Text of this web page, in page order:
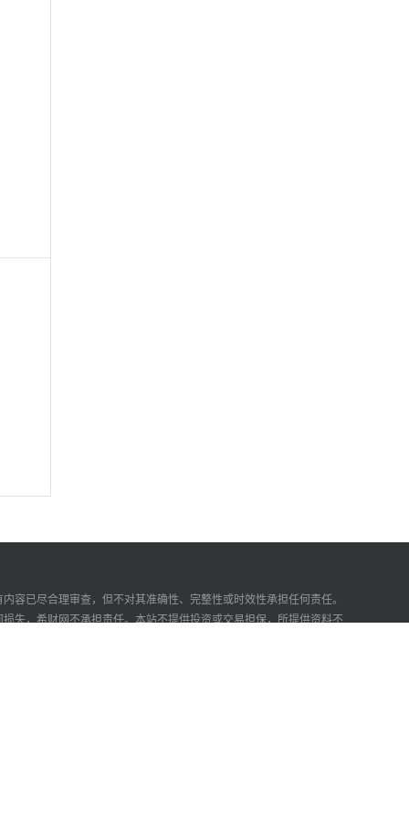
容已尽合理审查，但不对其准确性、完整性或时效性承担任何责任。
失，希财网不承担责任。本站不提供投资或交易担保，所提供资料不